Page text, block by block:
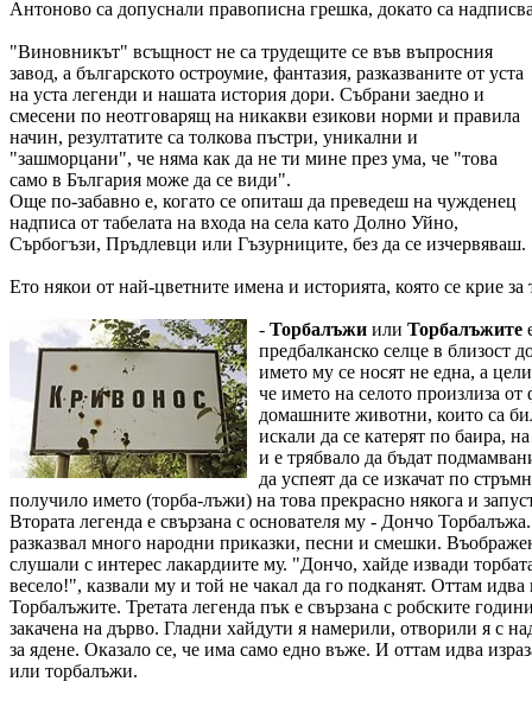
Антоново са допуснали правописна грешка, докато са
"Виновникът" всъщност не са трудещите се във въпросния
завод, а българското остроумие, фантазия, разказваните от уста
на уста легенди и нашата история дори. Събрани заедно и
смесени по неотговарящ на никакви езикови норми и правила
начин, резултатите са толкова пъстри, уникални и
"зашморцани", че няма как да не ти мине през ума, че "това
само в България може да се види".
Още по-забавно е, когато се опиташ да преведеш на чужденец
надписа от табелата на входа на села като Долно Уйно,
Сърбогъзи, Пръдлевци или Гъзурниците, без да се изчервяваш.
Ето някои от най-цветните имена и историята, която се крие за
- Торбалъжи или Торбалъжите
предбалканско селце в близост
името му се носят не една, а
че името на селото произлиза
домашните животни, които са
искали да се катерят по баира,
и е трябвало да бъдат
да успеят да се изкачат по
получило името (торба-лъжи) на това прекрасно някога и
Втората легенда е свързана с основателя му - Дончо
разказвал много народни приказки, песни и смешки.
слушали с интерес лакардиите му. "Дончо, хайде извади
весело!", казвали му и той не чакал да го подканят. Оттам
Торбалъжите. Третата легенда пък е свързана с робските
закачена на дърво. Гладни хайдути я намерили, отворили я с
за ядене. Оказало се, че има само едно въже. И оттам идва
или торбалъжи.